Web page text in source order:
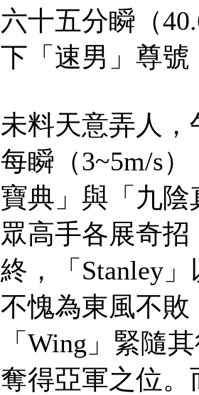
六十五分瞬（
下「速男」尊
未料天意弄人
每瞬（3~5m/s
寶典」與「九
眾高手各展奇
終，「Stanley
不愧為東風不
「Wing」緊隨
奪得亞軍之位